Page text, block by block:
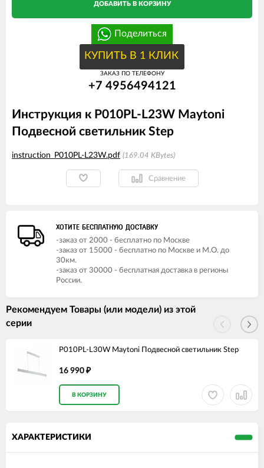
ДОБАВИТЬ В КОРЗИНУ
Поделиться
КУПИТЬ В 1 КЛИК
ЗАКАЗ ПО ТЕЛЕФОНУ
+7 4956494121
Инструкция к P010PL-L23W Maytoni
Подвесной светильник Step
instruction_P010PL-L23W.pdf 169.04 KBytes
Сравнение
ХОТИТЕ БЕСПЛАТНУЮ ДОСТАВКУ
-заказ от 2000 - бесплатно по Москве
-заказ от 15000 - бесплатно по Москве и М.О. до
30км.
-заказ от 30000 - бесплатная доставка в регионы
России.
Рекомендуем Товары (или модели) из этой
серии
P010PL-L30W Maytoni Подвесной светильник Step
16 990 ₽
В КОРЗИНУ
ХАРАКТЕРИСТИКИ